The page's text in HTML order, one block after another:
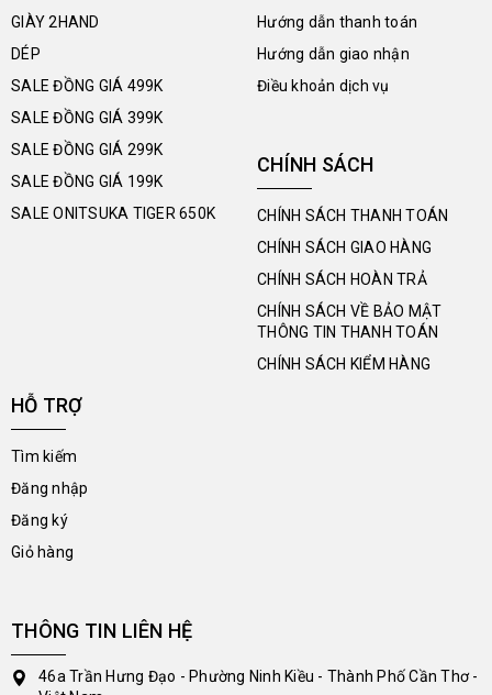
GIÀY 2HAND
DÉP
SALE ĐỒNG GIÁ 499K
SALE ĐỒNG GIÁ 399K
SALE ĐỒNG GIÁ 299K
SALE ĐỒNG GIÁ 199K
SALE ONITSUKA TIGER 650K
Hướng dẫn thanh toán
Hướng dẫn giao nhận
Điều khoản dịch vụ
CHÍNH SÁCH
CHÍNH SÁCH THANH TOÁN
CHÍNH SÁCH GIAO HÀNG
CHÍNH SÁCH HOÀN TRẢ
CHÍNH SÁCH VỀ BẢO MẬT
THÔNG TIN THANH TOÁN
CHÍNH SÁCH KIỂM HÀNG
HỖ TRỢ
Tìm kiếm
Đăng nhập
Đăng ký
Giỏ hàng
THÔNG TIN LIÊN HỆ
46a Trần Hưng Đạo - Phường Ninh Kiều - Thành Phố Cần Thơ -